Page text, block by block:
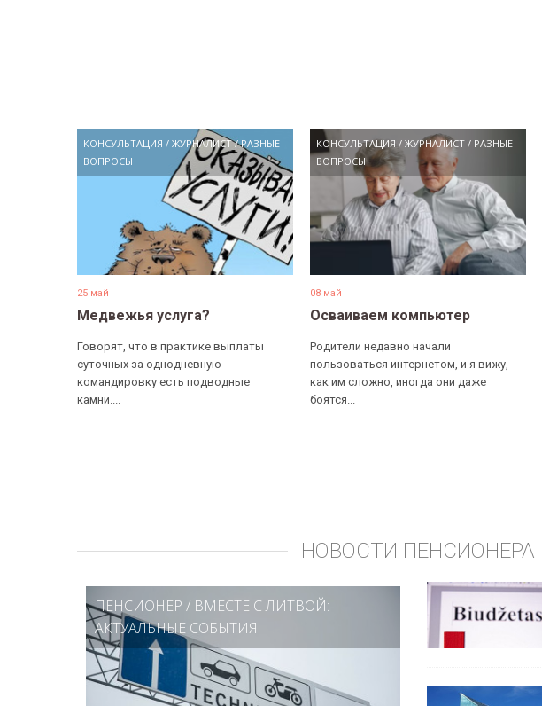
КОНСУЛЬТАЦИЯ / ЖУРНАЛИСТ/РАЗНЫЕ
ВОПРОСЫ
25 май
Медвежья услуга?
Говорят, что в практике выплаты
суточных за однодневную
командировку есть подводные
камни....
КОНСУЛЬТАЦИЯ /ЖУРНАЛИСТ / РАЗНЫЕ
ВОПРОСЫ
08 май
Осваиваем компьютер
Родители недавно начали
пользоваться интернетом, и я вижу,
как им сложно, иногда они даже
боятся...
НОВОСТИ ПЕНСИОНЕРА
ПЕНСИОНЕР / ВМЕСТЕ С ЛИТВОЙ:
АКТУАЛЬНЫЕ СОБЫТИЯ